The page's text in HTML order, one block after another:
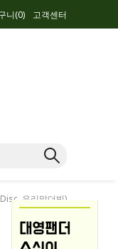
니(0) 고객센터
우리말더빙)